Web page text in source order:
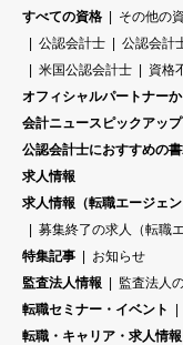
すべての資格
その他の
公認会計士
公認会計
米国公認会計士
資格
オフィシャルパートナー
会計ニュースピックアップ
公認会計士におすすめの
求人情報
求人情報（転職エージェン
募集終了の求人（転職
特集記事
お知らせ
監査法人情報
監査法人
転職セミナー・イベント
転職・キャリア・求人情報